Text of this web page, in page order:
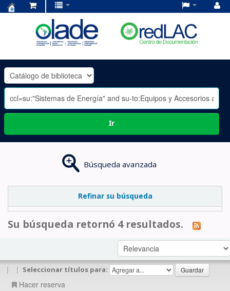
OLADE
-
Ir
Búsqueda avanzada
Refinar su búsqueda
Su búsqueda retornó 4 resultados.
| | Seleccionar títulos para:
Hacer reserva